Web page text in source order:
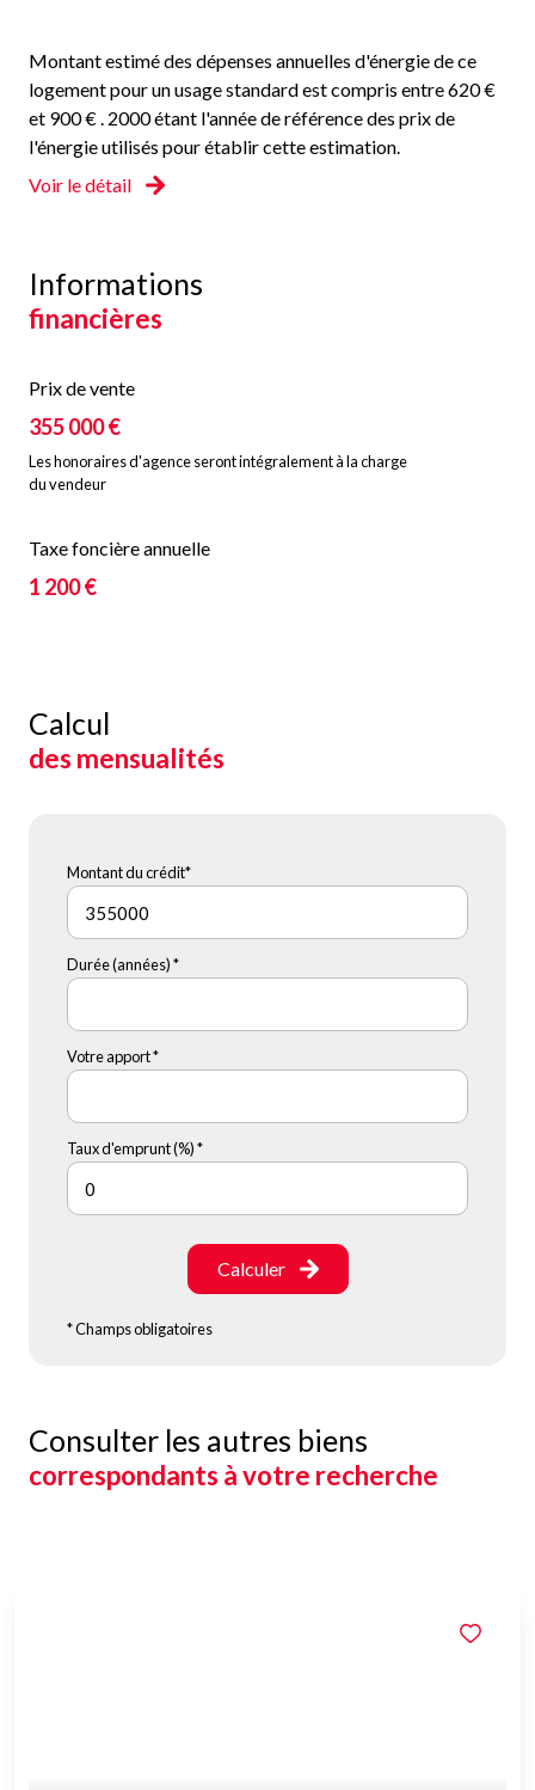
sont disponibles sur le site Géorisques
(http://www.georisques.fr).
Montant estimé des dépenses annuelles d'énergie de ce
logement pour un usage standard est compris entre 620 €
et 900 € . 2000 étant l'année de référence des prix de
l'énergie utilisés pour établir cette estimation.
Voir le détail
Informations
financières
Prix de vente
355 000 €
Les honoraires d'agence seront intégralement à la charge
du vendeur
Taxe foncière annuelle
1 200 €
Calcul
des mensualités
Montant du crédit*
Durée (années) *
Votre apport *
Taux d'emprunt (%) *
Calculer
* Champs obligatoires
Consulter les autres biens
correspondants à votre recherche